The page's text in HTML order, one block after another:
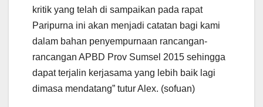
kritik yang telah di sampaikan pada rapat
Paripurna ini akan menjadi catatan bagi kami
dalam bahan penyempurnaan rancangan-
rancangan APBD Prov Sumsel 2015 sehingga
dapat terjalin kerjasama yang lebih baik lagi
dimasa mendatang” tutur Alex. (sofuan)